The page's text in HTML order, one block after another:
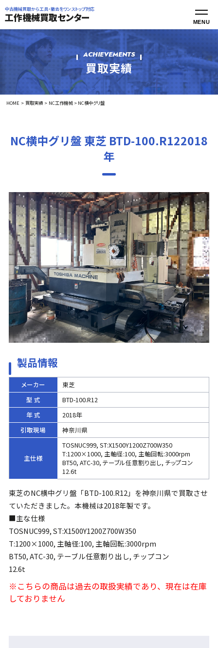
中古機械買取から工具・撤去をワンストップ対応
工作機械買取センター
ACHIEVEMENTS
買取実績
HOME 買取実績 NC工作機械 NC横中グリ盤
NC横中グリ盤 東芝 BTD-100.R122018
年
製品情報
メーカー
東芝
型 式
BTD-100.R12
年 式
2018年
引取現場
神奈川県
主仕様
TOSNUC999, ST:X1500Y1200Z700W350
T:1200×1000, 主軸径:100, 主軸回転:3000rpm
BT50, ATC-30, テーブル任意割り出し, チップコン
12.6t
東芝のNC横中グリ盤「BTD-100.R12」を神奈川県で買取させ
ていただきました。本機械は2018年製です。
■主な仕様
TOSNUC999, ST:X1500Y1200Z700W350
T:1200×1000, 主軸径:100, 主軸回転:3000rpm
BT50, ATC-30, テーブル任意割り出し, チップコン
12.6t
※こちらの商品は過去の取扱実績であり、現在は在庫
しておりません